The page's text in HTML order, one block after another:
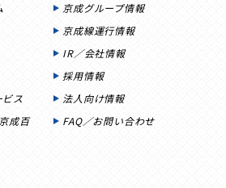
ス
成百
京成グループ情報
京成線運行情報
IR／会社情報
採用情報
法人向け情報
FAQ／お問い合わせ